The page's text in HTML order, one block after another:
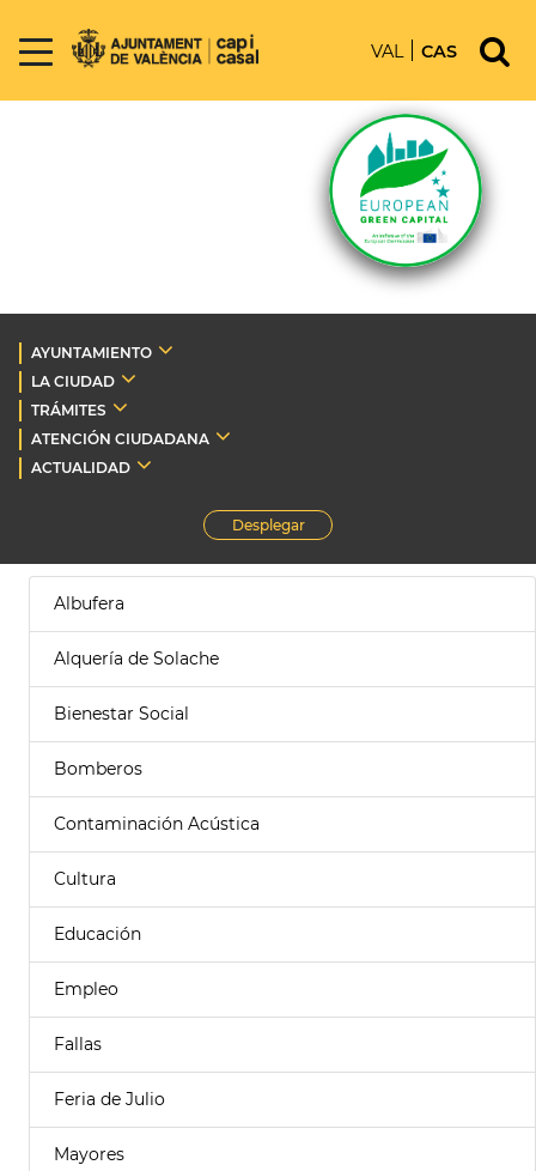
VAL CAS
AYUNTAMIENTO
LA CIUDAD
TRÁMITES
ATENCIÓN CIUDADANA
ACTUALIDAD
Desplegar
Albufera
Alquería de Solache
Bienestar Social
Bomberos
Contaminación Acústica
Cultura
Educación
Empleo
Fallas
Feria de Julio
Mayores